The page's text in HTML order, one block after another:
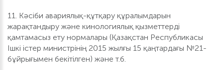
11. Кәсіби авариялық-құтқару құралымдарын
жарақтандыру және кинологиялық қызметтерді
қамтамасыз ету нормалары (Қазақстан Республикасы
Ішкі істер министрінің 2015 жылғы 15 қаңтардағы №21-
бұйрығымен бекітілген) және т.б.